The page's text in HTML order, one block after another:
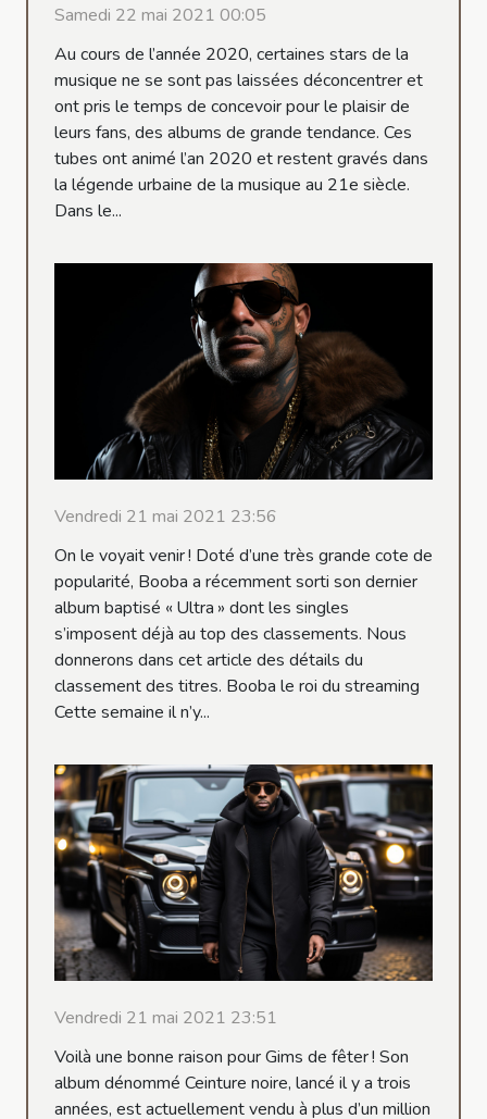
Samedi 22 mai 2021 00:05
Au cours de l’année 2020, certaines stars de la
musique ne se sont pas laissées déconcentrer et
ont pris le temps de concevoir pour le plaisir de
leurs fans, des albums de grande tendance. Ces
tubes ont animé l’an 2020 et restent gravés dans
la légende urbaine de la musique au 21e siècle.
Dans le...
Vendredi 21 mai 2021 23:56
On le voyait venir ! Doté d’une très grande cote de
popularité, Booba a récemment sorti son dernier
album baptisé « Ultra » dont les singles
s’imposent déjà au top des classements. Nous
donnerons dans cet article des détails du
classement des titres. Booba le roi du streaming
Cette semaine il n’y...
Vendredi 21 mai 2021 23:51
Voilà une bonne raison pour Gims de fêter ! Son
album dénommé Ceinture noire, lancé il y a trois
années, est actuellement vendu à plus d’un million